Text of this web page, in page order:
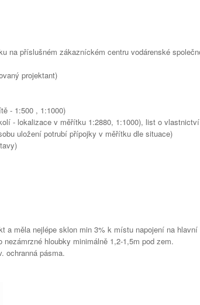
na příslušném zákazníckém centru vodárenské
projektant)
- 1:500 , 1:1000)
- lokalizace v měřítku 1:2880, 1:1000), list o vlastnictví
uložení potrubí přípojky v měřítku dle situace)
a měla nejlépe sklon min 3% k místu napojení na
hloubky minimálně 1,2-1,5m pod zem.
ochranná pásma.